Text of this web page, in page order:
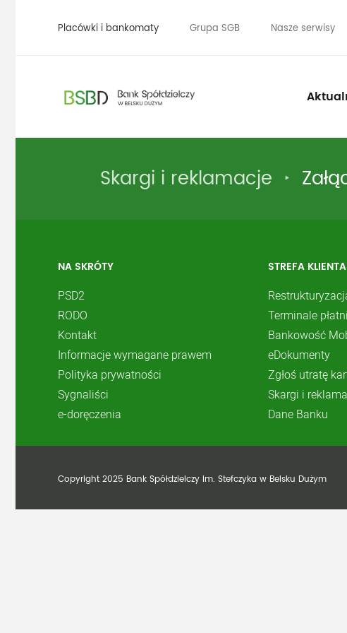
Placówki i bankomaty Grupa SGB Nasze serwisy
Skargi i reklamacje
NA SKRÓTY
PSD2
RODO
Kontakt
Informacje wymagane prawem
Polityka prywatności
Sygnaliści
e-doręczenia
STREFA KLIENTA
Terminale
Bankowość
eDokumenty
Zgłoś utratę
Skargi i
Dane Banku
Copyright 2025 Bank Spółdzielczy im. Stefczyka w Belsku Dużym